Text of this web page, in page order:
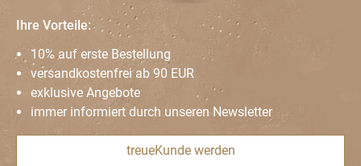
Ihre Vorteile:
10% auf erste Bestellung
versandkostenfrei ab 90 EUR
exklusive Angebote
immer informiert durch unseren Newsletter
treueKunde werden